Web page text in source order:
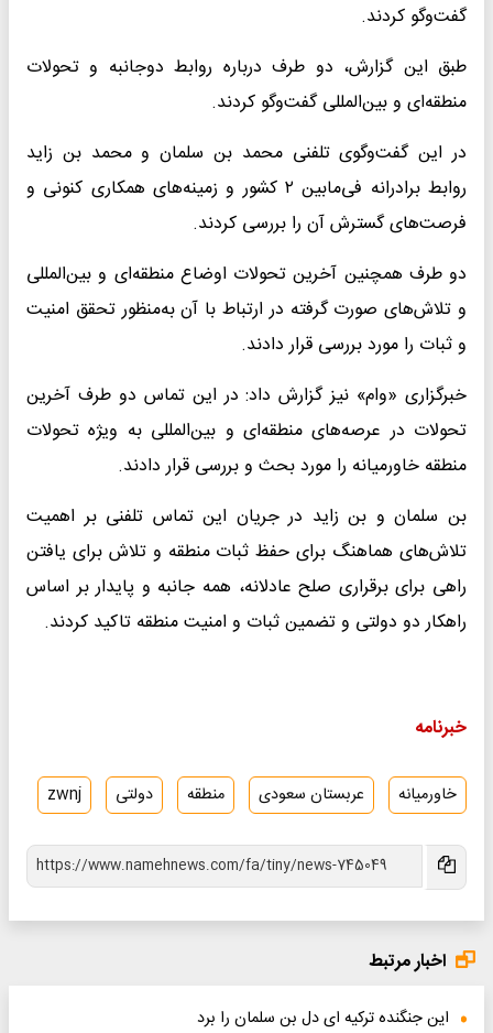
گفت‌وگو کردند.
طبق این گزارش، دو طرف درباره روابط دوجانبه و تحولات
منطقه‌ای و بین‌المللی گفت‌وگو کردند.
در این گفت‌وگوی تلفنی محمد بن سلمان و محمد بن زاید
روابط برادرانه فی‌مابین ۲ کشور و زمینه‌های همکاری کنونی و
فرصت‌های گسترش آن را بررسی کردند.
دو طرف همچنین آخرین تحولات اوضاع منطقه‌ای و بین‌المللی
و تلاش‌های صورت گرفته در ارتباط با آن به‌منظور تحقق امنیت
و ثبات را مورد بررسی قرار دادند.
خبرگزاری «وام» نیز گزارش داد: در این تماس دو طرف آخرین
تحولات در عرصه‌های منطقه‌ای و بین‌المللی به ویژه تحولات
منطقه خاورمیانه را مورد بحث و بررسی قرار دادند.
بن سلمان و بن زاید در جریان این تماس تلفنی بر اهمیت
تلاش‌های هماهنگ برای حفظ ثبات منطقه و تلاش برای یافتن
راهی برای برقراری صلح عادلانه، همه جانبه و پایدار بر اساس
راهکار دو دولتی و تضمین ثبات و امنیت منطقه تاکید کردند.
خبرنامه
خاورمیانه عربستان سعودی منطقه دولتی zwnj
اخبار مرتبط
این جنگنده ترکیه ای دل بن سلمان را برد